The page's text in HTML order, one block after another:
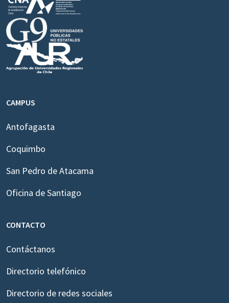
CAMPUS
Antofagasta
Coquimbo
San Pedro de Atacama
Oficina de Santiago
CONTACTO
Contáctanos
Directorio telefónico
Directorio de redes sociales